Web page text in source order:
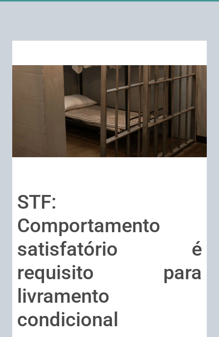
STF:
Comportamento
satisfatório é
requisito para
livramento
condicional